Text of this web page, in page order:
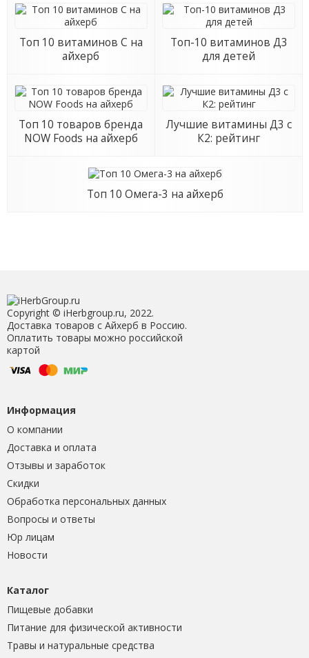
Топ 10 витаминов С на
айхерб
Топ-10 витаминов Д3
для детей
Топ 10 товаров бренда
NOW Foods на айхерб
Лучшие витамины Д3 с
К2: рейтинг
Топ 10 Омега-3 на айхерб
Copyright © iHerbgroup.ru, 2022.
Доставка товаров с Айхерб в Россию.
Оплатить товары можно российской
картой
Информация
О компании
Доставка и оплата
Отзывы и заработок
Скидки
Обработка персональных данных
Вопросы и ответы
Юр лицам
Новости
Каталог
Пищевые добавки
Питание для физической активности
Травы и натуральные средства